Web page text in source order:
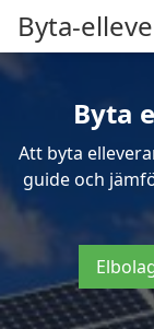
Byta-
Byta
Att byta
guide och